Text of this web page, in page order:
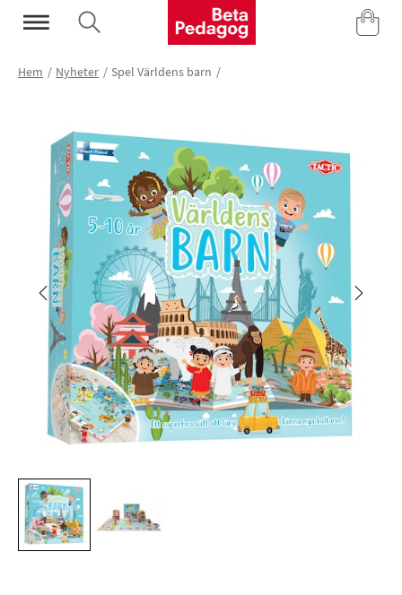
Mina Sidor
Hem Nyheter Spel Världens barn